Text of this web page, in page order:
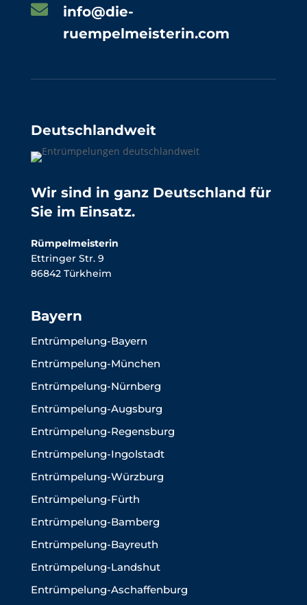

info@die-
ruempelmeisterin.com
Deutschlandweit
Wir sind in ganz Deutschland für
Sie im Einsatz.
Rümpelmeisterin
Ettringer Str. 9
86842 Türkheim
Bayern
Entrümpelung-Bayern
Entrümpelung-München
Entrümpelung-Nürnberg
Entrümpelung-Augsburg
Entrümpelung-Regensburg
Entrümpelung-Ingolstadt
Entrümpelung-Würzburg
Entrümpelung-Fürth
Entrümpelung-Bamberg
Entrümpelung-Bayreuth
Entrümpelung-Landshut
Entrümpelung-Aschaffenburg